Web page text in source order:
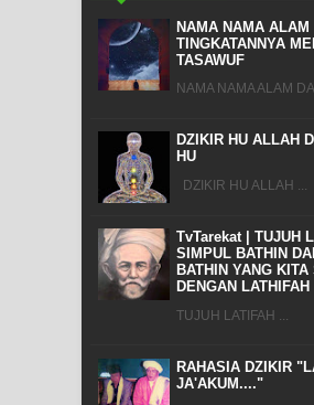
NAMA NAMA ALAM
TINGKATANNYA
TASAWUF
NAMA NAMA ALAM
DZIKIR HU ALLAH
HU
DZIKIR HU ALLAH ...
TvTarekat | TUJUH
SIMPUL BATHIN
BATHIN YANG KITA
DENGAN LATHIFAH
TUJUH LATIFAH ...
RAHASIA DZIKIR
JA'AKUM...."